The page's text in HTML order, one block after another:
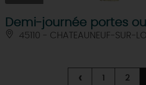
Demi-journée portes
45110 - CHATEAUNEUF-SUR-
‹ 1 2